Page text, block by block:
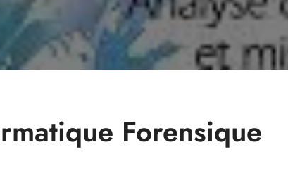
Forensique